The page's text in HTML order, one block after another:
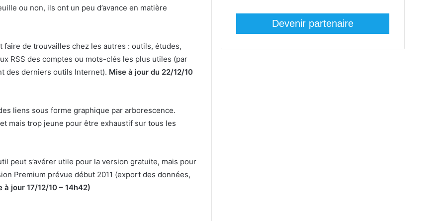
ou non, ils ont un peu d’avance en matière
faire de trouvailles chez les autres : outils, études,
RSS des comptes ou mots-clés les plus utiles (par
des derniers outils Internet). Mise à jour du 22/12/10
liens sous forme graphique par arborescence.
mais trop jeune pour être exhaustif sur tous les
peut s’avérer utile pour la version gratuite, mais pour
Premium prévue début 2011 (export des données,
à jour 17/12/10 – 14h42)
Devenir partenaire